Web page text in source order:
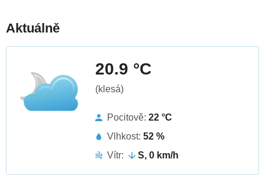
Aktuálně
20.9 °C
(klesá)
Pocitově: 22 °C
Vlhkost: 52 %
Vítr:
S, 0 km/h